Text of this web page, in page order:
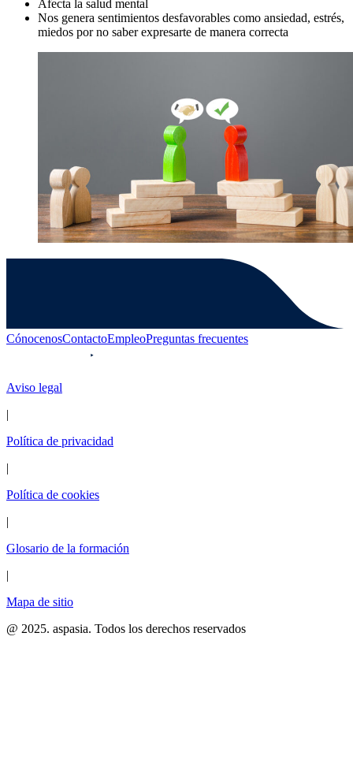
Afecta la salud mental
Nos genera sentimientos desfavorables como ansiedad, estrés,
miedos por no saber expresarte de manera correcta
CónocenosContactoEmpleoPreguntas frecuentes
Aviso legal
|
Política de privacidad
|
Política de cookies
|
Glosario de la formación
|
Mapa de sitio
@ 2025. aspasia. Todos los derechos reservados